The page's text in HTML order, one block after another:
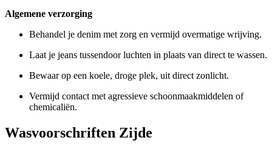
Algemene verzorging
Behandel je denim met zorg en vermijd overmatige wrijving.
Laat je jeans tussendoor luchten in plaats van direct te wassen.
Bewaar op een koele, droge plek, uit direct zonlicht.
Vermijd contact met agressieve schoonmaakmiddelen of
chemicaliën.
Wasvoorschriften Zijde